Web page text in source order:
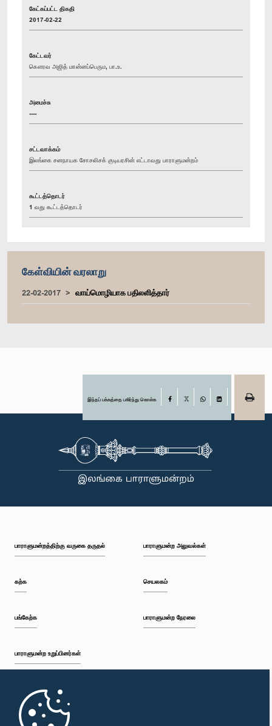
கேட்கப்பட்ட திகதி
2017-02-22
கேட்டவர்
கௌரவ அஜித் மான்னப்பெரும, பா.உ.
அமைச்சு
----
சட்டவாக்கம்
இலங்கை சனநாயக சோசலிசக் குடியரசின் எட்டாவது பாராளுமன்றம்
கூட்டத்தொடர்
1 வது கூட்டத்தொடர்
கேள்வியின் வரலாறு
22-02-2017 வாய்மொழியாக பதிலளித்தார்
இந்தப் பக்கத்தை பகிர்ந்து கொள்க Facebook
பாராளுமன்றத்திற்கு வருகை தருதல்
கற்க
பங்கேற்க
பாராளுமன்ற உறுப்பினர்கள்
முதற்பக்கம்
பாராளுமன்ற அலுவல்கள்
செயலகம்
பாராளுமன்ற நேரலை